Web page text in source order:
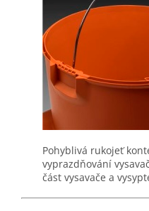
Pohyblivá rukojeť
vyprazdňování
část vysavače a